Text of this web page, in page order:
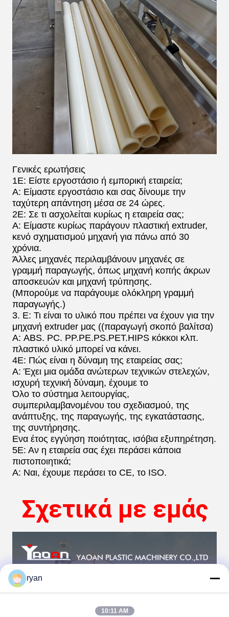
Γενικές ερωτήσεις
1Ε: Είστε εργοστάσιο ή εμπορική εταιρεία;
Α: Είμαστε εργοστάσιο και σας δίνουμε την
ταχύτερη απάντηση μέσα σε 24 ώρες.
2Ε: Σε τι ασχολείται κυρίως η εταιρεία σας;
Α: Είμαστε κυρίως παράγουν πλαστική extruder,
κενό σχηματισμού μηχανή για πάνω από 30
χρόνια.
Άλλες μηχανές περιλαμβάνουν μηχανές σε
γραμμή παραγωγής, όπως μηχανή κοπής άκρων
αποσκευών και μηχανή τρύπησης.
(Μπορούμε να παράγουμε ολόκληρη γραμμή
παραγωγής.)
3. Ε: Τι είναι το υλικό που πρέπει να έχουν για την
μηχανή extruder μας ((παραγωγή σκοπό βαλίτσα)
Α: ABS. PC. PP.PE.PS.PET.HIPS κόκκοι κλπ.
πλαστικό υλικό μπορεί να κάνει.
4Ε: Πώς είναι η δύναμη της εταιρείας σας;
Α: Έχει μια ομάδα ανώτερων τεχνικών στελεχών,
ισχυρή τεχνική δύναμη, έχουμε το
Όλο το σύστημα λειτουργίας,
συμπεριλαμβανομένου του σχεδιασμού, της
ανάπτυξης, της παραγωγής, της εγκατάστασης,
της συντήρησης.
Ενα έτος εγγύηση ποιότητας, ισόβια εξυπηρέτηση.
5Ε: Αν η εταιρεία σας έχει περάσει κάποια
πιστοποιητικά;
Α: Ναι, έχουμε περάσει το CE, το ISO.
Σχετικά με εμάς
ryan
10:11 AM